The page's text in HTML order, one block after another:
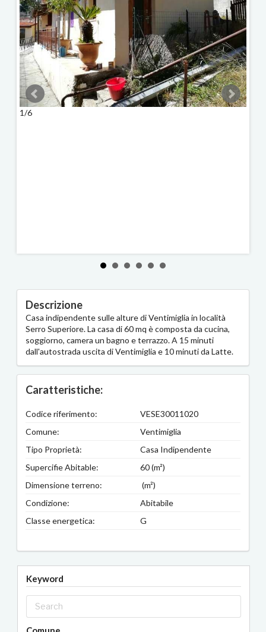
1/6
Descrizione
Casa indipendente sulle alture di Ventimiglia in località
Serro Superiore. La casa di 60 mq è composta da cucina,
soggiorno, camera un bagno e terrazzo. A 15 minuti
dall'autostrada uscita di Ventimiglia e 10 minuti da Latte.
Caratteristiche:
Codice riferimento:
VESE30011020
Comune:
Ventimiglia
Tipo Proprietà:
Casa Indipendente
Supercifie Abitable:
60 (m²)
Dimensione terreno:
(m²)
Condizione:
Abitabile
Classe energetica:
G
Keyword